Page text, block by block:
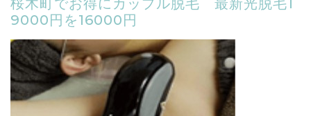
桜木町でお得にカップル脱毛 最新光脱毛1
9000円を16000円